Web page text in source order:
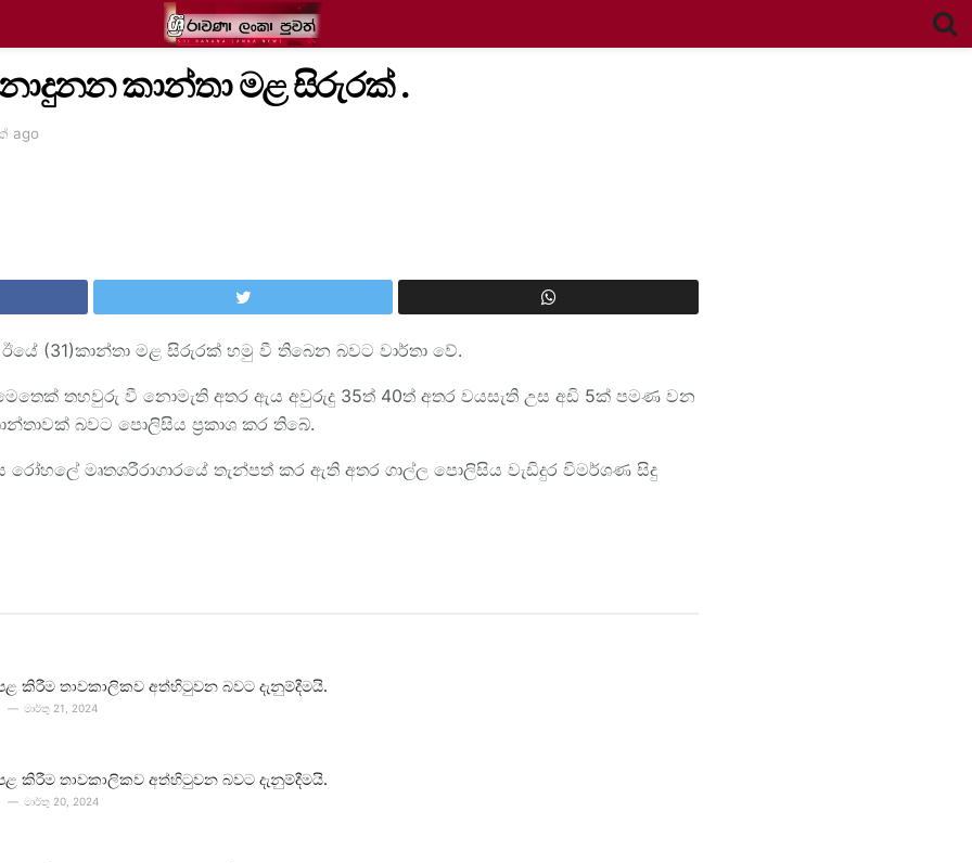
කාන්තා මළ සිරුරක් .
ago
(31)කාන්තා මළ සිරුරක් හමු වී තිබෙන බවට වාර්තා වේ.
තහවුරු වී නොමැති අතර ඇය අවුරුදු 35ත් 40ත් අතර වයසැති උස අඩි 5ක් පමණ වන
බවට පොලිසිය ප්‍රකාශ කර තිබේ.
රෝහලේ මෘතශරීරාගාරයේ තැන්පත් කර ඇති අතර ගාල්ල පොලිසිය වැඩිදුර විමර්ශණ සිදු
කිරීම තාවකාලිකව අත්හිටුවන බවට දැනුම්දීමයි.
මාර්තු 21, 2024
කිරීම තාවකාලිකව අත්හිටුවන බවට දැනුම්දීමයි.
මාර්තු 20, 2024